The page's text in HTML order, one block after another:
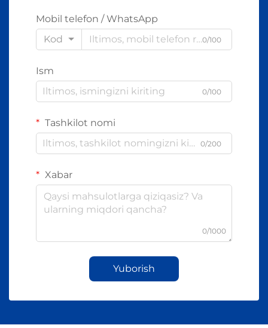
Mobil telefon / WhatsApp
Kod
0/100
Ism
0/100
Tashkilot nomi
0/200
Xabar
0/1000
Yuborish